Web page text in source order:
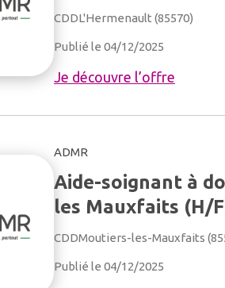
CDDL'Hermenault (85570)
Publié le 04/12/2025
Je découvre l’offre
ADMR
Aide-soignant à
les Mauxfaits (H/
CDDMoutiers-les-Mauxfaits
Publié le 04/12/2025